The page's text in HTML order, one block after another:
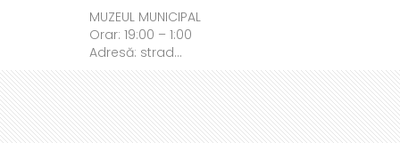
MUZEUL MUNICIPAL
Orar: 19:00 – 1:00
Adresă: strad...